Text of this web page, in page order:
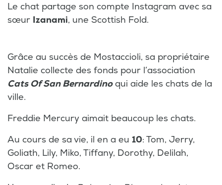
Le chat partage son compte Instagram avec sa
sœur Izanami, une Scottish Fold.
Grâce au succès de Mostaccioli, sa propriétaire
Natalie collecte des fonds pour l’association
Cats Of San Bernardinoqui aide les chats de la
ville.
Freddie Mercury aimait beaucoup les chats.
Au cours de sa vie, il en a eu 10: Tom, Jerry,
Goliath, Lily, Miko, Tiffany, Dorothy, Delilah,
Oscar et Romeo.